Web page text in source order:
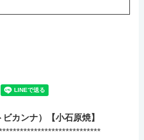
カンナ）【小石原焼】